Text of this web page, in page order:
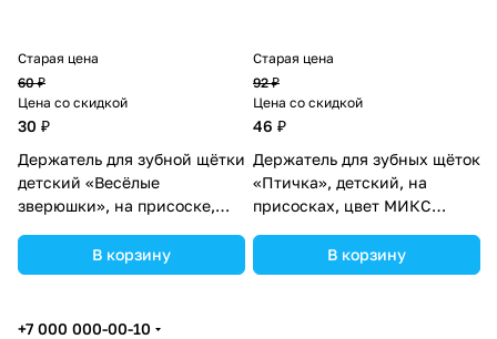
Старая цена
60 ₽
Цена со скидкой
30 ₽
Держатель для зубной щётки
детский «Весёлые
зверюшки», на присоске,
В корзину
Старая цена
92 ₽
Цена со скидкой
46 ₽
Держатель для зубных щёток
«Птичка», детский, на
присосках, цвет МИКС
В корзину
+7 000 000-00-10